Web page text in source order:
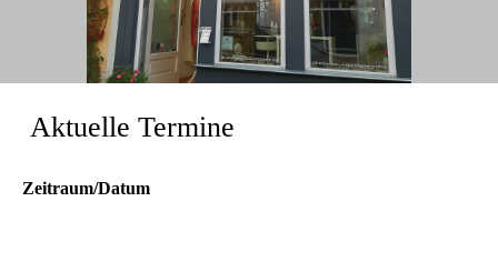
Aktuelle Termine
Zeitraum/Datum